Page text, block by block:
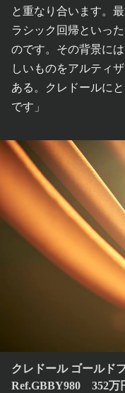
と重なり合います。
ラシック回帰といっ
のです。その背景に
しいものをアルティ
ある。クレドールに
です」
クレドール ゴールド
Ref.GBBY980 352万